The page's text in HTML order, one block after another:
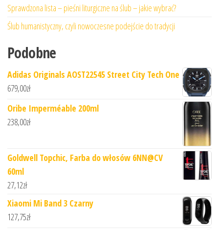
Sprawdzona lista – pieśni liturgiczne na ślub – jakie wybrać?
Ślub humanistyczny, czyli nowoczesne podejście do tradycji
Podobne
Adidas Originals AOST22545 Street City Tech One
679,00zł
Oribe Imperméable 200ml
238,00zł
Goldwell Topchic, Farba do włosów 6NN@CV
60ml
27,12zł
Xiaomi Mi Band 3 Czarny
127,75zł